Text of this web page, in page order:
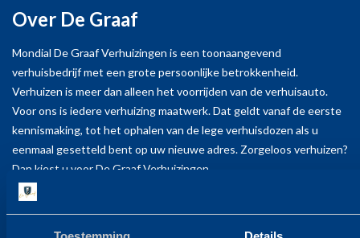
project succesvol voor ons uitgevoerd.
Met name het persoonlijke contact, flexibiliteit, de
vaste contactpersonen per locatie en de korte
lijnen
maakt dat wij terugkijken op een goede
samenwerking en een hele fijne verhuisperiode.
Bedankt Mondial de Graaf Verhuizingen & Opslag !
Maaike Ligthart, Schagen
Over De Graaf
Mondial De Graaf Verhuizingen is een toonaangevend
verhuisbedrijf met een grote persoonlijke betrokkenheid.
Verhuizen is meer dan alleen het voorrijden van de verhuisauto.
Voor ons is iedere verhuizing maatwerk. Dat geldt vanaf de eerste
kennismaking, tot het ophalen van de lege verhuisdozen als u
eenmaal gesetteld bent op uw nieuwe adres. Zorgeloos verhuizen?
Dan kiest u voor De Graaf Verhuizingen.
Contact